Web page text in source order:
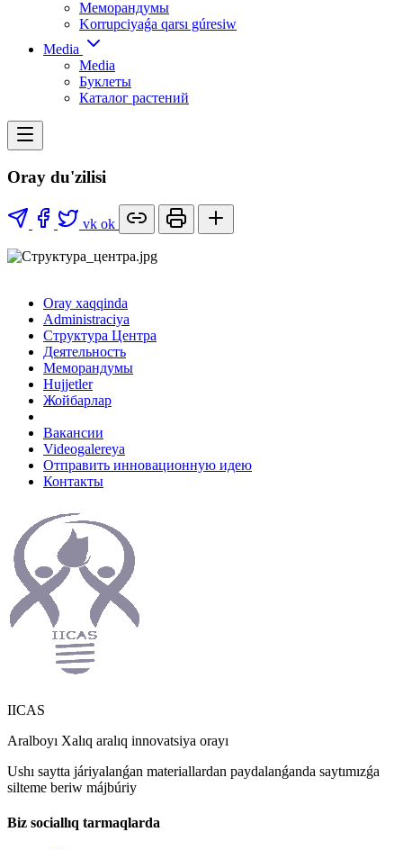
Меморандумы
Korrupciyaǵa qarsı gúresiw
Media
Media
Буклеты
Каталог растений
Oray du'zilisi
vk ok
Oray xaqqinda
Administraciya
Структура Центра
Деятельность
Меморандумы
Hujjetler
Жойбарлар
Вакансии
Videogalereya
Отправить инновационную идею
Контакты
IICAS
Aralboyı Xalıq aralıq innovatsiya orayı
Ushı saytta járiyalanǵan materiallardan paydalanǵanda saytımızǵa
silteme beriw májbúriy
Biz sociallıq tarmaqlarda